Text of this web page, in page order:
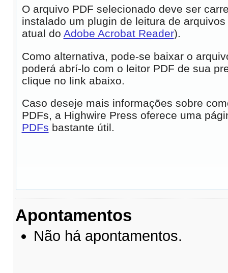
O arquivo PDF selecionado deve ser
instalado um plugin de leitura de
atual do Adobe Acrobat Reader).
Como alternativa, pode-se baixar o
poderá abrí-lo com o leitor PDF de sua
clique no link abaixo.
Caso deseje mais informações sobre
PDFs, a Highwire Press oferece uma
PDFs bastante útil.
Apontamentos
Não há apontamentos.